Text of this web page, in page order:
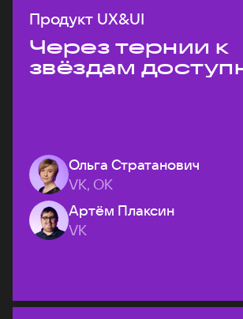
Продукт UX&UI
Через тернии к
звёздам
Ольга Стратанович
VK, ОК
Артём Плаксин
VK